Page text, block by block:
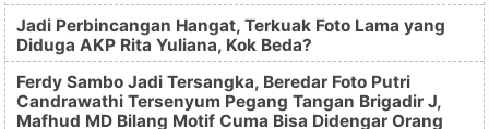
Jadi Perbincangan Hangat, Terkuak Foto Lama yang
Diduga AKP Rita Yuliana, Kok Beda?
Ferdy Sambo Jadi Tersangka, Beredar Foto Putri
Candrawathi Tersenyum Pegang Tangan Brigadir J,
Mafhud MD Bilang Motif Cuma Bisa Didengar Orang